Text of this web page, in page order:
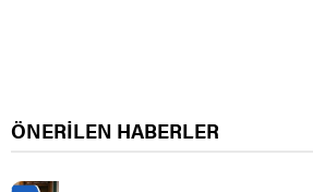
ÖNERİLEN HABERLER